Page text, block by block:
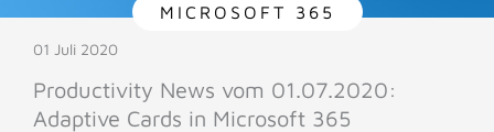
MICROSOFT 365
01 Juli 2020
Productivity News vom 01.07.2020:
Adaptive Cards in Microsoft 365